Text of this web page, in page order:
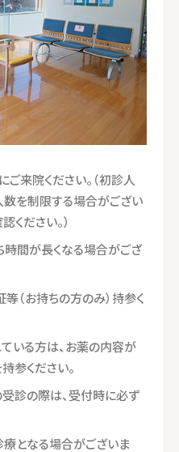
来院ください。（初診人
を制限する場合がござい
ください。）
間が長くなる場合がござ
（お持ちの方のみ）持参く
いる方は、お薬の内容が
参ください。
診の際は、受付時に必ず
療となる場合がございま